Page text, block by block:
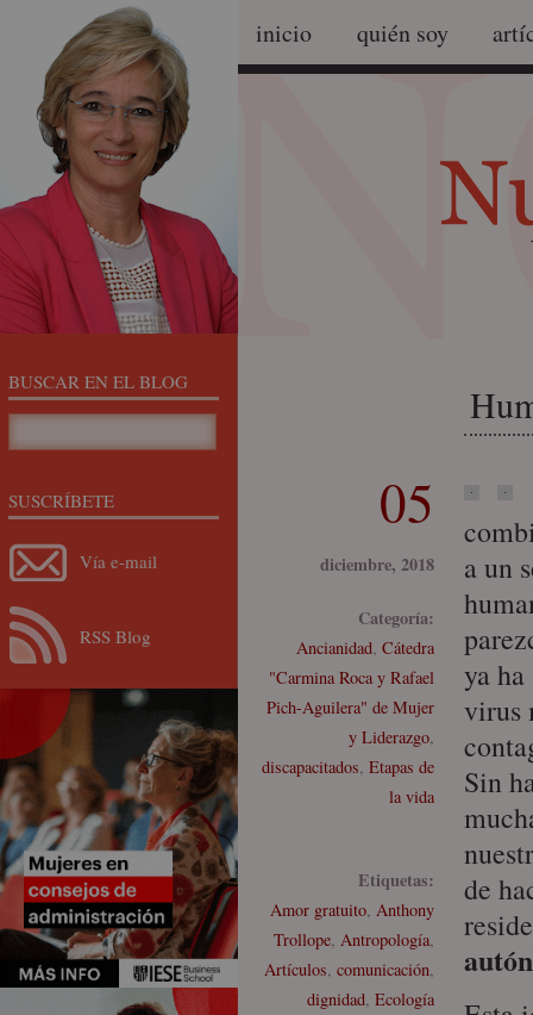
inicio quién soy
05
diciembre, 2018
Categoría:
Ancianidad, Cátedra
"Carmina Roca y Rafael
Pich-Aguilera" de Mujer
y Liderazgo,
discapacitados, Etapas de
la vida
Etiquetas:
Amor gratuito, Anthony
Trollope, Antropología,
Artículos, comunicación,
dignidad, Ecología
a un
ya
virus
Sin
de
BUSCAR EN EL BLOG
SUSCRÍBETE
Vía e-mail
RSS Blog